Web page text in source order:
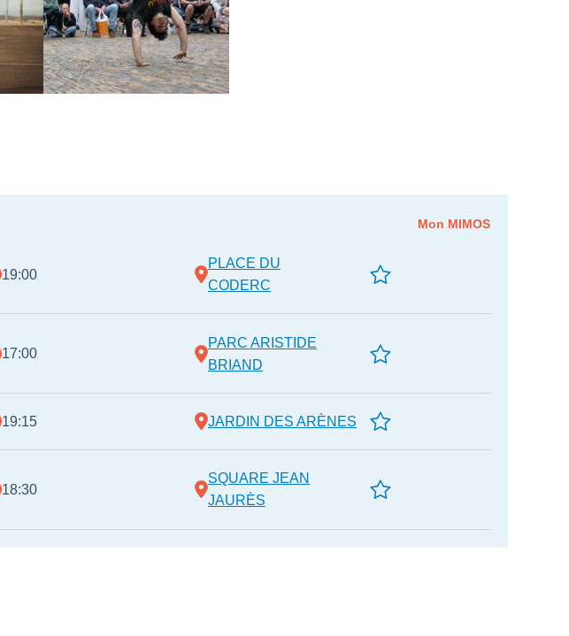
Mon MIMOS
19:00
PLACE DU
CODERC
17:00
PARC ARISTIDE
BRIAND
19:15 JARDIN DES ARÈNES
18:30
SQUARE JEAN
JAURÈS